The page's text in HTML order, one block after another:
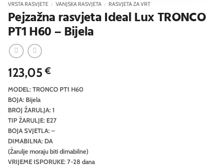
VRSTA RASVJETE / VANJSKA RASVJETA / RASVJETA ZA VRT
Pejzažna rasvjeta Ideal Lux TRONCO
PT1 H60 – Bijela
123,05€
MODEL: TRONCO PT1 H60
BOJA: Bijela
BROJ ŽARULJA: 1
TIP ŽARULJE: E27
BOJA SVJETLA: –
DIMABILNA: DA
(Žarulje moraju biti dimabilne)
VRIJEME ISPORUKE: 7-28 dana